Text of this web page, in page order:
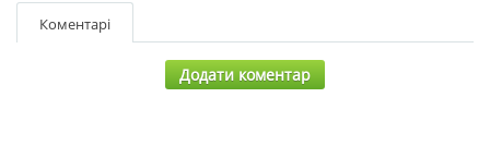
Коментарі
Додати коментар